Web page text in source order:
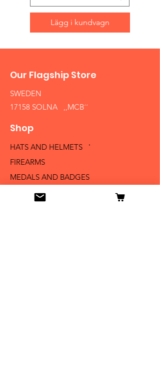
Lägg i kundvagn
Our Flagship Store
SWEDEN
17158 SOLNA ,,MCB´´
Shop
HATS AND HELMETS '
FIREARMS
MEDALS AND BADGES
BAYONETS